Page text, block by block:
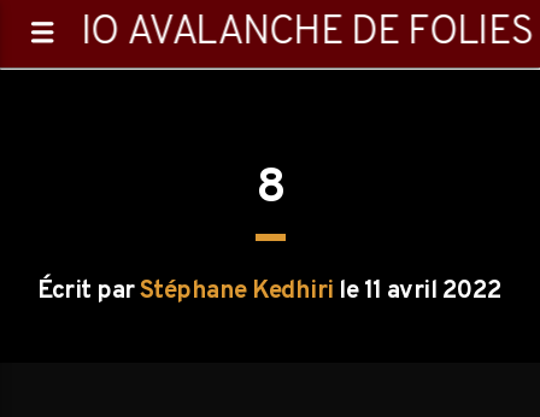
RADIO AVALANCHE DE FOLIES
0:00
8
Écrit parStéphane Kedhiri le 11 avril 2022